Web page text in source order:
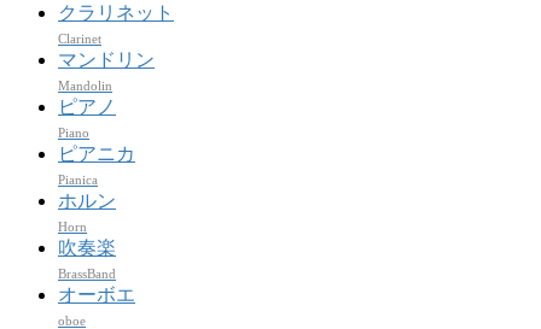
クラリネット
Clarinet
マンドリン
Mandolin
ピアノ
Piano
ピアニカ
Pianica
ホルン
Horn
吹奏楽
BrassBand
オーボエ
oboe